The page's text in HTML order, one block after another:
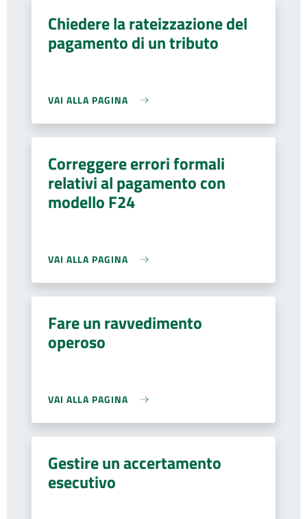
Chiedere la rateizzazione del
pagamento di un tributo
VAI ALLA PAGINA
Correggere errori formali
relativi al pagamento con
modello F24
VAI ALLA PAGINA
Fare un ravvedimento
operoso
VAI ALLA PAGINA
Gestire un accertamento
esecutivo